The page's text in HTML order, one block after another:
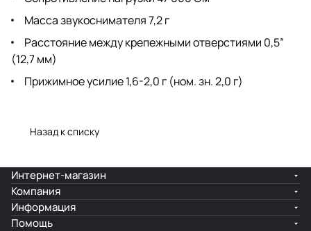
Масса звукоснимателя 7,2 г
Расстояние между крепежными отверстиями 0,5”
(12,7 мм)
Прижимное усилие 1,6-2,0 г (ном. зн. 2,0 г)
Назад к списку
Интернет-магазин
Компания
Информация
Помощь